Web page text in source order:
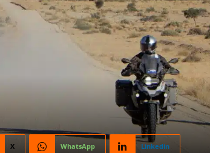
X WhatsApp Linkedin